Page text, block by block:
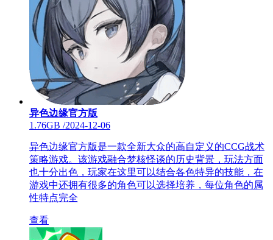
异色边缘官方版
1.76GB /2024-12-06
异色边缘官方版是一款全新大众的高自定义的CCG战术
策略游戏。该游戏融合梦核怪谈的历史背景，玩法方面
也十分出色，玩家在这里可以结合各色特异的技能，在
游戏中还拥有很多的角色可以选择培养，每位角色的属
性特点完全
查看